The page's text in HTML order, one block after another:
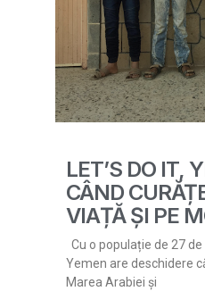
LET’S DO IT,
CÂND
VIAȚĂ ȘI PE
Cu o populație de 27
Yemen are deschidere
Marea Arabiei și